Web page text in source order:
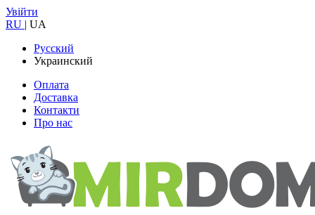
Увійти
RU | UA
Русский
Украинский
Оплата
Доставка
Контакти
Про нас